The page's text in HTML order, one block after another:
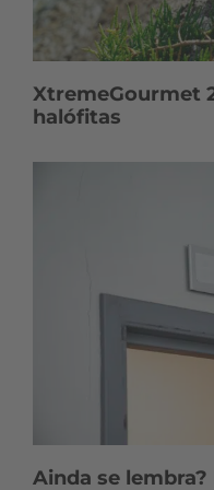
XtremeGourmet
halófitas
Ainda se